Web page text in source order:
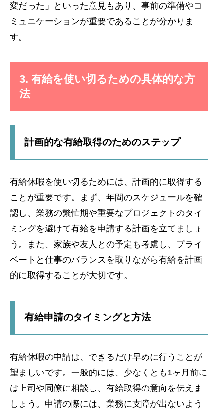
変だった」といった意見もあり、事前の準備やコ
ミュニケーションが重要であることが分かりま
す。
3. 有給を使い切るための具体的な方
法
計画的な有給取得のためのステップ
有給休暇を使い切るためには、計画的に取得する
ことが重要です。まず、年間のスケジュールを確
認し、業務の繁忙期や重要なプロジェクトのタイ
ミングを避けて有給を申請する計画を立てましょ
う。また、家族や友人との予定も考慮し、プライ
ベートと仕事のバランスを取りながら有給を計画
的に取得することが大切です。
有給申請のタイミングと方法
有給休暇の申請は、できるだけ早めに行うことが
望ましいです。一般的には、少なくとも1ヶ月前に
は上司や同僚に相談し、有給取得の意向を伝えま
しょう。申請の際には、業務に支障が出ないよう